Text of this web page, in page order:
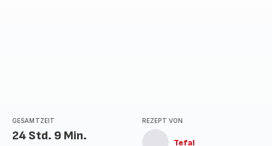
GESAMTZEIT
24 Std. 9 Min.
REZEPT VON
Tefal